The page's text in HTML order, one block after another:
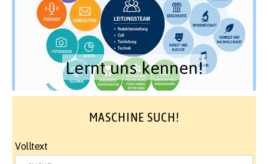
Lernt uns kennen!
MASCHINE SUCH!
Volltext